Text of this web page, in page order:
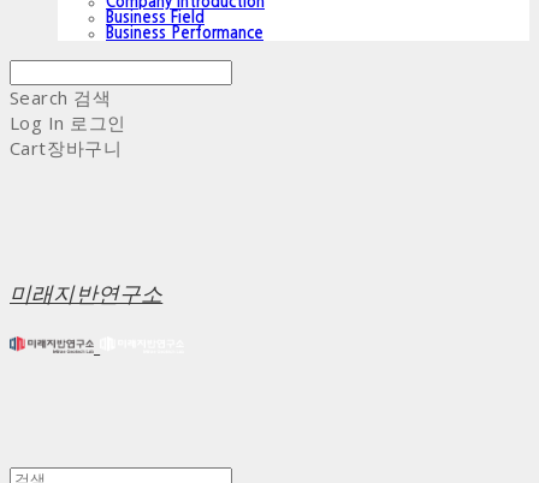
Business Field
Business Performance
Search 검색
Log In 로그인
Cart장바구니
미래지반연구소